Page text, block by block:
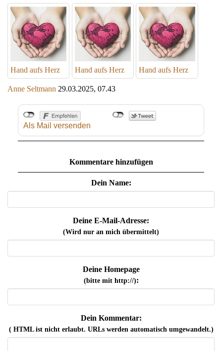
Hand aufs Herz Hand aufs Herz Hand aufs Herz
Anne Seltmann 29.03.2025, 07.43
Als Mail versenden
Kommentare hinzufügen
Dein Name:
Deine E-Mail-Adresse:
(Wird nur an mich übermittelt)
Deine Homepage
(bitte mit http://):
Dein Kommentar:
( HTML ist nichterlaubt. URLs werden automatisch umgewandelt.)